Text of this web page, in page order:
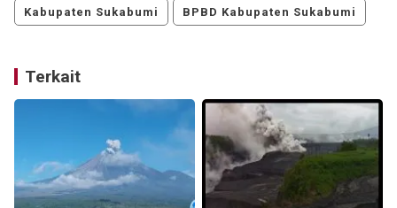
Kabupaten Sukabumi BPBD Kabupaten Sukabumi
Terkait